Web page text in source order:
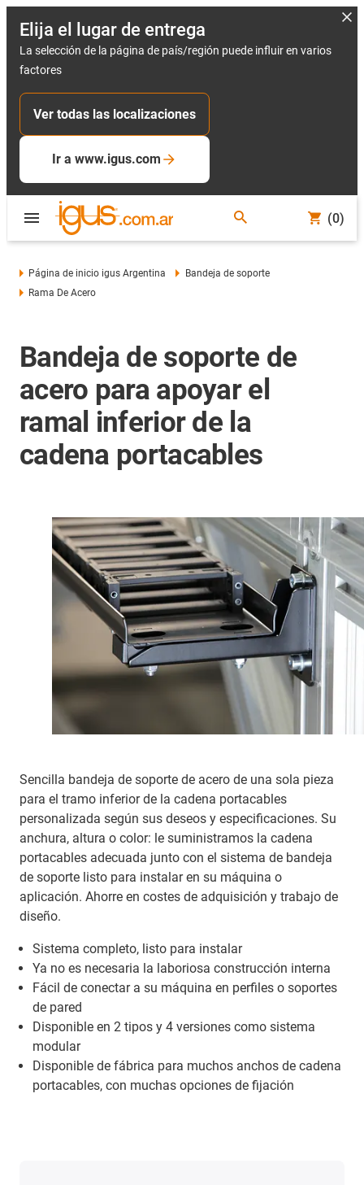
Elija el lugar de entrega
La selección de la página de país/región puede influir en varios
factores
Ver todas las localizaciones
Ir a www.igus.com
(0)
Página de inicio igus Argentina
Bandeja de soporte
Rama De Acero
Bandeja de soporte de
acero para apoyar el
ramal inferior de la
cadena portacables
Sencilla bandeja de soporte de acero de una sola pieza
para el tramo inferior de la cadena portacables
personalizada según sus deseos y especificaciones. Su
anchura, altura o color: le suministramos la cadena
portacables adecuada junto con el sistema de bandeja
de soporte listo para instalar en su máquina o
aplicación. Ahorre en costes de adquisición y trabajo de
diseño.
Sistema completo, listo para instalar
Ya no es necesaria la laboriosa construcción interna
Fácil de conectar a su máquina en perfiles o soportes
de pared
Disponible en 2 tipos y 4 versiones como sistema
modular
Disponible de fábrica para muchos anchos de cadena
portacables, con muchas opciones de fijación